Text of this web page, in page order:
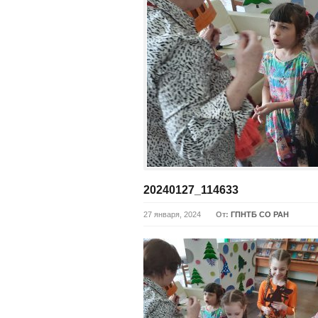
20240127_114633
27 января, 2024 От: ГПНТБ СО РАН